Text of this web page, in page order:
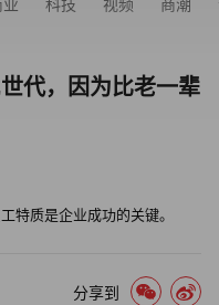
业 科技 视频 商潮
代，因为比老一辈
特质是企业成功的关键。
分享到